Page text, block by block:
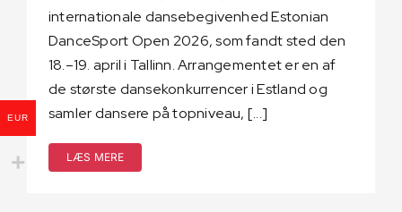
internationale dansebegivenhed Estonian
DanceSport Open 2026, som fandt sted den
18.–19. april i Tallinn. Arrangementet er en af
de største dansekonkurrencer i Estland og
samler dansere på topniveau, [...]
LÆS MERE
EUR